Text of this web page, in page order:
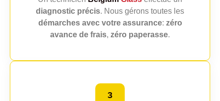
diagnostic précis. Nous gérons toutes les
démarches avec votre assurance: zéro
avance de frais, zéro paperasse.
3